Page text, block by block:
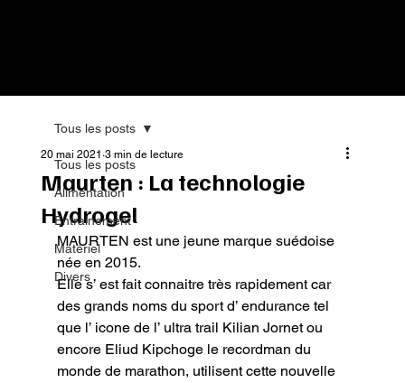
Tous les posts
Alimentation
Entrainement
Matériel
Divers
Tous les posts
Maurten : La technologie
Hydrogel
20 mai 2021 3 min de lecture
MAURTEN est une jeune marque suédoise
née en 2015.
Elle s’ est fait connaitre très rapidement car
des grands noms du sport d’ endurance tel
que l’ icone de l’ ultra trail Kilian Jornet ou
encore Eliud Kipchoge le recordman du
monde de marathon, utilisent cette nouvelle